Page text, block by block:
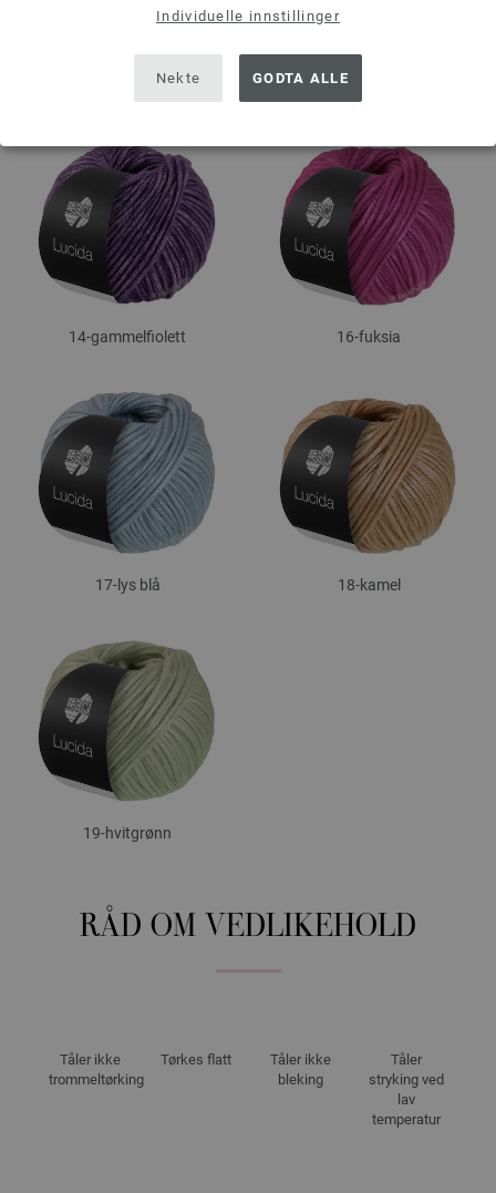
Individuelle innstillinger
Nekte GODTA ALLE
11-lakseoransje 12-lyngrød
14-gammelfiolett 16-fuksia
17-lys blå 18-kamel
19-hvitgrønn
RÅD OM VEDLIKEHOLD
Tåler ikke
trommeltørking
Tørkes flatt
Tåler ikke
bleking
Tåler
stryking ved
lav
temperatur